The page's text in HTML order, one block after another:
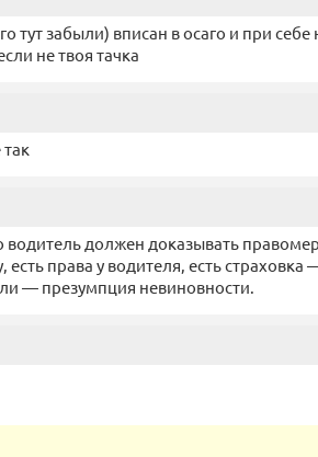
тут забыли) вписан в осаго и при себе
не твоя тачка
водитель должен доказывать
права у водителя, есть страховка
— презумпция невиновности.